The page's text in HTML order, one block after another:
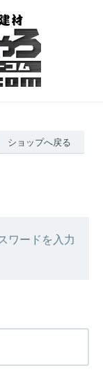
ショップへ戻る
ワードを入力